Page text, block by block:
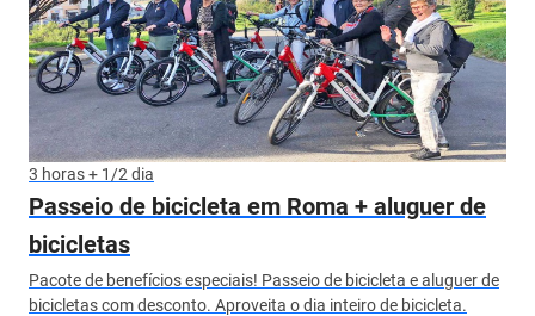
3 horas + 1/2 dia
Passeio de bicicleta em Roma + aluguer de
bicicletas
Pacote de benefícios especiais! Passeio de bicicleta e aluguer de
bicicletas com desconto. Aproveita o dia inteiro de bicicleta.